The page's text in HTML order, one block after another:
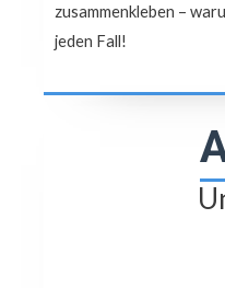
zusammenkleben –
jeden Fall!